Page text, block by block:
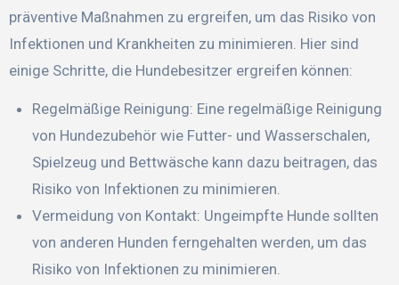
präventive Maßnahmen zu ergreifen, um das Risiko von
Infektionen und Krankheiten zu minimieren. Hier sind
einige Schritte, die Hundebesitzer ergreifen können:
Regelmäßige Reinigung: Eine regelmäßige Reinigung
von Hundezubehör wie Futter- und Wasserschalen,
Spielzeug und Bettwäsche kann dazu beitragen, das
Risiko von Infektionen zu minimieren.
Vermeidung von Kontakt: Ungeimpfte Hunde sollten
von anderen Hunden ferngehalten werden, um das
Risiko von Infektionen zu minimieren.